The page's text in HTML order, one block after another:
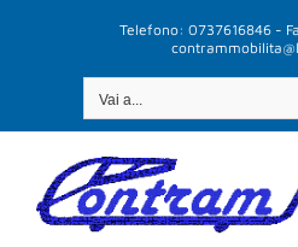
Telefono: 0737616846 -
Vai a...